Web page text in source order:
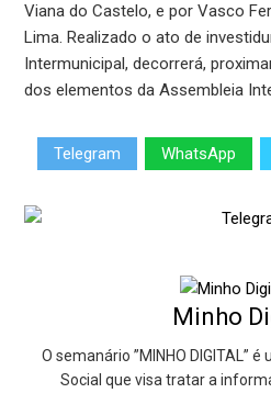
Viana do Castelo, e por Vasco
Lima. Realizado o ato de
Intermunicipal, decorrerá,
dos elementos da Assembleia
Telegram WhatsApp
Minho
O semanário ”MINHO DIGITAL”
Social que visa tratar a